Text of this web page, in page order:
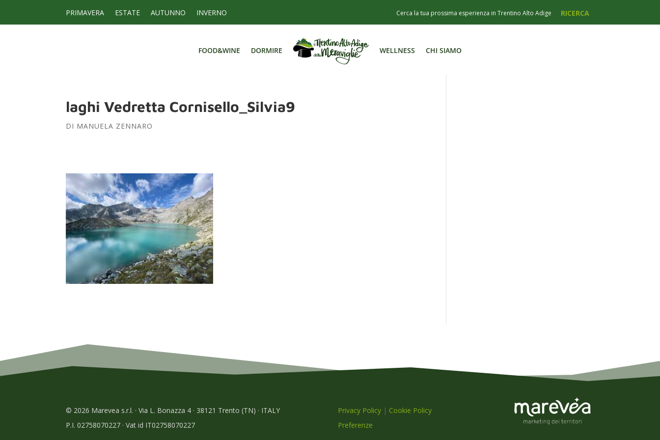
PRIMAVERA ESTATE AUTUNNO INVERNO
FOOD&WINE DORMIRE WELLNESS CHI SIAMO
FOOD&WINE DORMIRE WELLNESS CHI SIAMO
laghi Vedretta Cornisello_Silvia9
DI MANUELA ZENNARO
© 2026 Marevea s.r.l. · Via L. Bonazza 4 · 38121 Trento (TN) · ITALY
P.I. 02758070227 · Vat id IT02758070227
Privacy Policy | Cookie Policy
Preferenze